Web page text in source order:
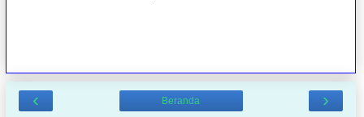
‹ ›
Beranda